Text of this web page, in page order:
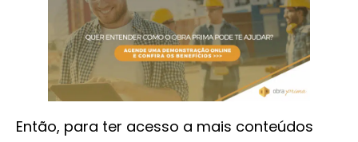
Então, para ter acesso a mais conteúdos